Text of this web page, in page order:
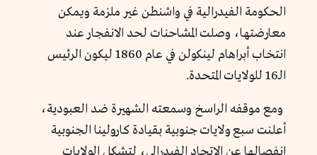
الحكومة الفيدرالية في واشنطن غير ملزمة ويمكن
معارضتها، وصلت المشاحنات لحد الانفجار عند
انتخاب أبراهام لينكولن في عام 1860 ليكون الرئيس
الـ16 للولايات المتحدة.
ومع موقفه الراسخ وسمعته الشهيرة ضد العبودية،
أعلنت سبع ولايات جنوبية بقيادة كارولينا الجنوبية
انفصالها عن الاتحاد الفيدرالي، لتشكل الولايات